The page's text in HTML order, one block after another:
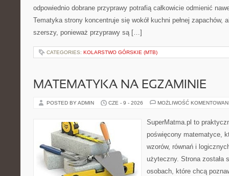
odpowiednio dobrane przyprawy potrafią całkowicie odmienić
Tematyka strony koncentruje się wokół kuchni pełnej zapachów,
szerszy, ponieważ przyprawy są […]
CATEGORIES: KOLARSTWO GÓRSKIE (MTB)
MATEMATYKA NA EGZAMINIE
POSTED BY ADMIN CZE - 9 - 2026 MOŻLIWOŚĆ
SuperMatma.pl to
poświęcony matematyce,
wzorów, równań i
użyteczny. Strona została
osobach, które chcą